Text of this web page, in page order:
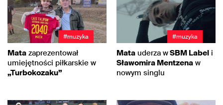
#muzyka
Mata zaprezentował
umiejętności piłkarskie w
„Turbokozaku”
#muzyka
Mata uderza wSBM Label i
Sławomira Mentzena w
nowym singlu